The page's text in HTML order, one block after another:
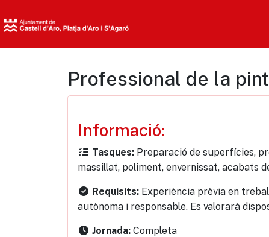
Professional de la
Informació:
Tasques: Preparació de superfícies,
massillat, poliment, envernissat, acabats
Requisits: Experiència prèvia en
autònoma i responsable. Es valorarà
Jornada: Completa